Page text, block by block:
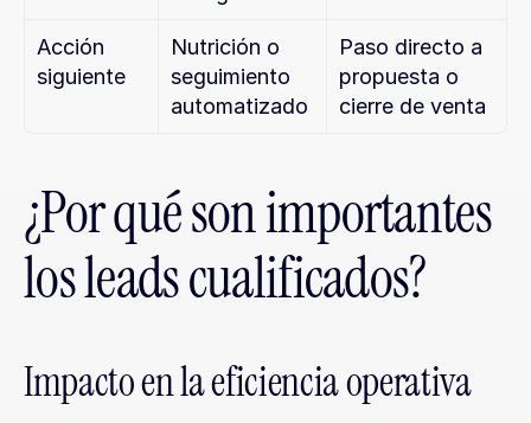
Acción
siguiente
Nutrición o
seguimiento
automatizado
Paso directo a
propuesta o
cierre de venta
¿Por qué son importantes
los leads cualificados?
Impacto en la eficiencia operativa